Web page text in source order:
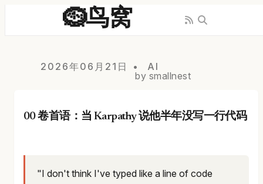
🪹鸟窝
2026年06月21日
AI
by smallnest
00 卷首语：当 Karpathy 说他半年没写一行代码
"I don't think I've typed like a line of code